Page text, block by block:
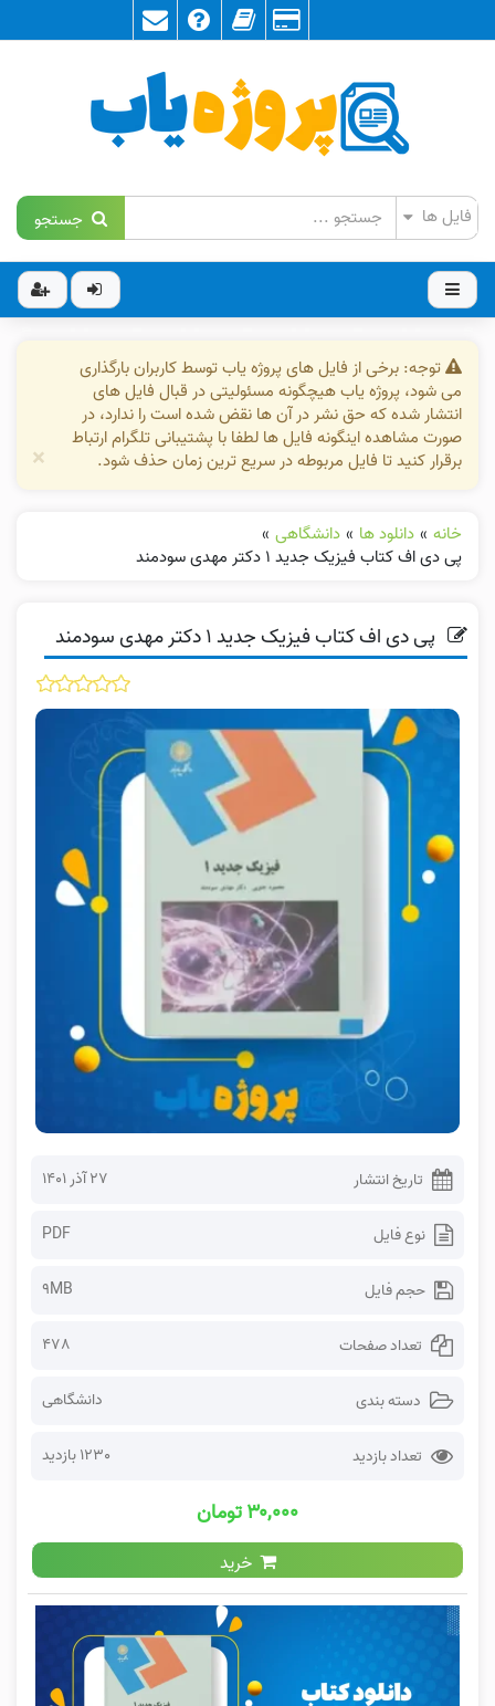
جستجو
توجه: برخی از فایل های پروژه یاب توسط کاربران بارگذاری
می شود، پروژه یاب هیچگونه مسئولیتی در قبال فایل های
انتشار شده که حق نشر در آن ها نقض شده است را ندارد، در
صورت مشاهده اینگونه فایل ها لطفا با پشتیبانی تلگرام ارتباط
برقرار کنید تا فایل مربوطه در سریع ترین زمان حذف شود.
×
خانه » دانلود ها » دانشگاهی »
پی دی اف کتاب فیزیک جدید ۱ دکتر مهدی سودمند
پی دی اف کتاب فیزیک جدید ۱ دکتر مهدی سودمند
تاریخ انتشار ۲۷ آذر ۱۴۰۱
نوع فایل PDF
حجم فایل 9MB
تعداد صفحات 478
دسته بندی دانشگاهی
تعداد بازدید 1230 بازدید
۳۰,۰۰۰ تومان
خرید